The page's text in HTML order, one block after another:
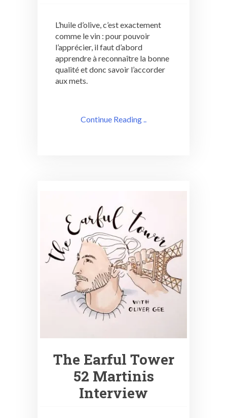
L’huile d’olive, c’est exactement
comme le vin : pour pouvoir
l’apprécier, il faut d’abord
apprendre à reconnaître la bonne
qualité et donc savoir l’accorder
aux mets.
Continue Reading ..
The Earful Tower
52 Martinis
Interview